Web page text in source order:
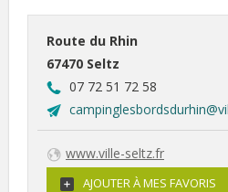
Route du Rhin
67470 Seltz
07 72 51 72 58
www.ville-seltz.fr
AJOUTER À MES FAVORIS